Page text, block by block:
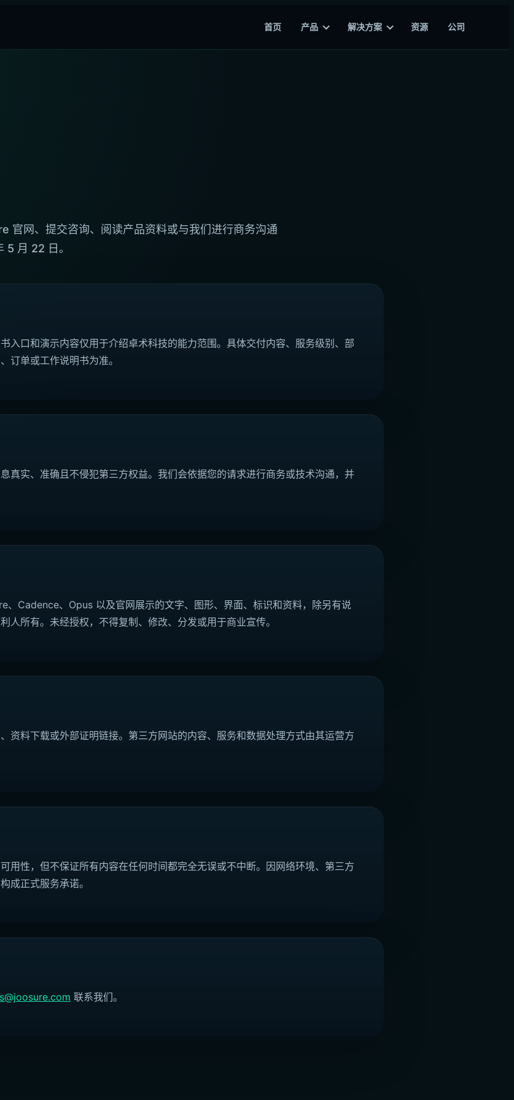
首页 产品 解决方案 资源 公司
官网、提交咨询、阅读产品资料或与我们进行商务沟通
月 22 日。
入口和演示内容仅用于介绍卓术科技的能力范围。具体交付内容、服务级别、部
订单或工作说明书为准。
真实、准确且不侵犯第三方权益。我们会依据您的请求进行商务或技术沟通，并
Cadence、Opus 以及官网展示的文字、图形、界面、标识和资料，除另有说
人所有。未经授权，不得复制、修改、分发或用于商业宣传。
资料下载或外部证明链接。第三方网站的内容、服务和数据处理方式由其运营方
用性，但不保证所有内容在任何时间都完全无误或不中断。因网络环境、第三方
成正式服务承诺。
联系我们。